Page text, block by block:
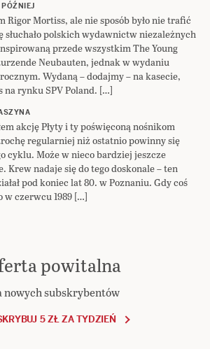
Rigor Mortiss, ale nie sposób było nie trafić
słuchało polskich wydawnictw niezależnych
przede wszystkim The Young
Neubauten, jednak w wydaniu
Wydaną – dodajmy – na kasecie,
na rynku SPV Poland. […]
akcję Płyty i ty poświęconą nośnikom
regularniej niż ostatnio powinny się
cyklu. Może w nieco bardziej jeszcze
nadaje się do tego doskonale – ten
pod koniec lat 80. w Poznaniu. Gdy coś
w czerwcu 1989 […]
powitalna
nowych subskrybentów
5 ZŁ ZA TYDZIEŃ